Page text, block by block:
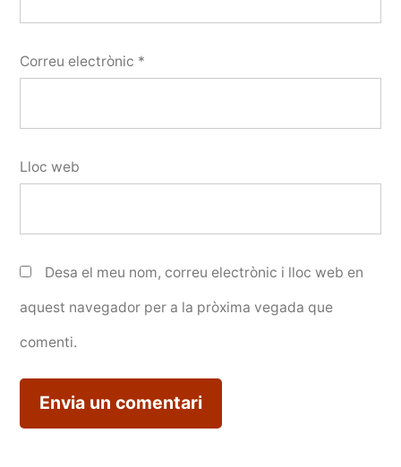
Correu electrònic *
Lloc web
Desa el meu nom, correu electrònic i lloc web en
aquest navegador per a la pròxima vegada que
comenti.